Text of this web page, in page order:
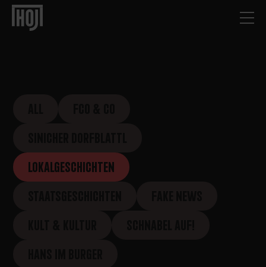
LOKALGESCHICHTEN